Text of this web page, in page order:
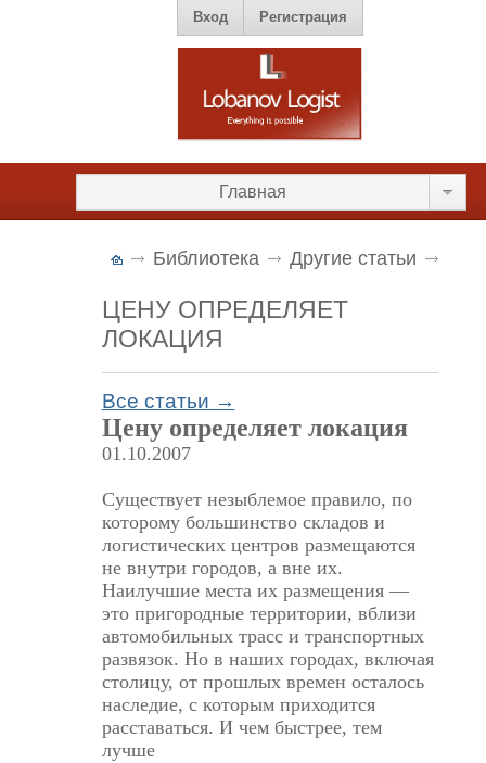
Вход Регистрация
Главная
Библиотека Другие статьи
ЦЕНУ ОПРЕДЕЛЯЕТ
ЛОКАЦИЯ
Все статьи →
Цену определяет локация
01.10.2007
Существует незыблемое правило, по
которому большинство складов и
логистических центров размещаются
не внутри городов, а вне их.
Наилучшие места их размещения —
это пригородные территории, вблизи
автомобильных трасс и транспортных
развязок. Но в наших городах, включая
столицу, от прошлых времен осталось
наследие, с которым приходится
расставаться. И чем быстрее, тем
лучше